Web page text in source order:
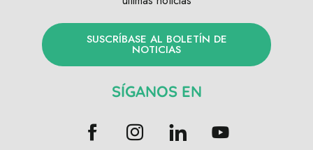
SUSCRÍBASE AL BOLETÍN DE
NOTICIAS
SÍGANOS EN